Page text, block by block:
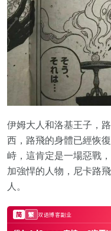
伊姆大人和洛基王子，
西，路飛的身體已經恢
峙，這肯定是一場惡戰
加強悍的人物，尼卡路
人。